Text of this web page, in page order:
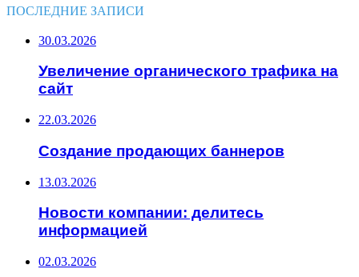
ПОСЛЕДНИЕ ЗАПИСИ
30.03.2026
Увеличение органического трафика на
сайт
22.03.2026
Создание продающих баннеров
13.03.2026
Новости компании: делитесь
информацией
02.03.2026